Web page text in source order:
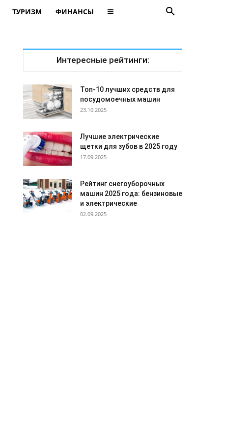
ТУРИЗМ ФИНАНСЫ
Интересные рейтинги:
Топ-10 лучших средств для
посудомоечных машин
23.10.2025
Лучшие электрические
щетки для зубов в 2025 году
17.09.2025
Рейтинг снегоуборочных
машин 2025 года: бензиновые
и электрические
02.09.2025